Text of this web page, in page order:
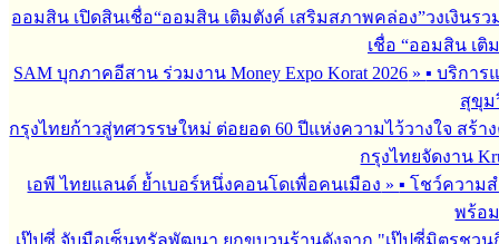
ออมสิน เปิดสินเชื่อ“ออมสิน เติมตังค์ เสริมสภาพคล่อง”วงเงินรว
เชื่อ “ออมสิน เติ
SAM บุกภาคอีสาน ร่วมงาน Money Expo Korat 2026 »▪︎ บริกา
สุขุม
กรุงไทยก้าวสู่ทศวรรษใหม่ ต่อยอด 60 ปีแห่งความไว้วางใจ สร้
กรุงไทยจัดงาน
เอพี ไทยแลนด์ ย้ำเบอร์หนึ่งคอนโดเพื่อคนเมือง »▪︎ โชว์ความ
พร้อ
เป๊ปซี่ จับมือเซ็นทรัลพัฒนา ยกขบวนร้านดังจาก "เป๊ปซี่มิตรชว